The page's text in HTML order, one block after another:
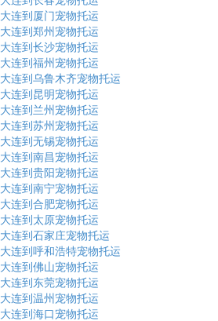
大连到厦门宠物托运
大连到郑州宠物托运
大连到长沙宠物托运
大连到福州宠物托运
大连到乌鲁木齐宠物托运
大连到昆明宠物托运
大连到兰州宠物托运
大连到苏州宠物托运
大连到无锡宠物托运
大连到南昌宠物托运
大连到贵阳宠物托运
大连到南宁宠物托运
大连到合肥宠物托运
大连到太原宠物托运
大连到石家庄宠物托运
大连到呼和浩特宠物托运
大连到佛山宠物托运
大连到东莞宠物托运
大连到温州宠物托运
大连到海口宠物托运